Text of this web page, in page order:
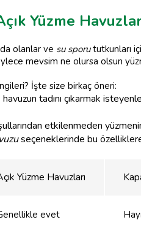
Yüzme
olanlar ve su sporututkunları
mevsim ne olursa olsun
İşte size birkaç öneri:
tadını çıkarmak
etkilenmeden
seçeneklerinde bu
Yüzme Havuzları
evet